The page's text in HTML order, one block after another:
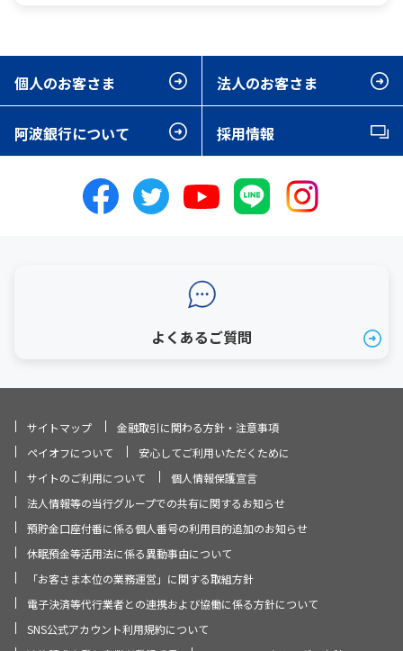
個人のお客さま 法人のお客さま
阿波銀行について 採用情報
よくあるご質問
サイトマップ
金融取引に関わる方針・注意事項
ペイオフについて
安心してご利用いただくために
サイトのご利用について
個人情報保護宣言
法人情報等の当行グループでの共有に関するお知らせ
預貯金口座付番に係る個人番号の利用目的追加のお知らせ
休眠預金等活用法に係る異動事由について
「お客さま本位の業務運営」に関する取組方針
電子決済等代行業者との連携および協働に係る方針について
SNS公式アカウント利用規約について